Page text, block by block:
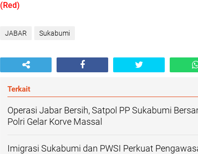
(Red)
JABAR Sukabumi
Terkait
Operasi Jabar Bersih, Satpol PP Sukabumi
Polri Gelar Korve Massal
Imigrasi Sukabumi dan PWSI Perkuat